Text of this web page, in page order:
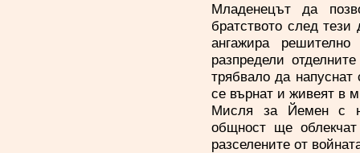
Младенецът да
братството след
ангажира
разпредели
трябвало да
се върнат и живеят в
Мисля за Йемен с
общност ще
разселените от